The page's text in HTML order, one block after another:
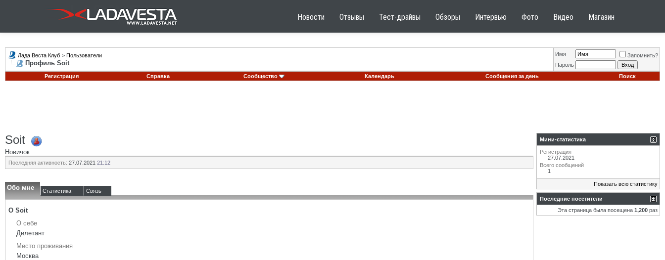
Новости Отзывы Тест-драйвы Обзоры Интервью Фото Видео Магазин
Лада Веста Клуб > Пользователи
Профиль Soit
Имя
Запомнить?
Пароль
Регистрация
Справка Сообщество Календарь Сообщения за день Поиск
Soit
Новичок
Последняя активность: 27.07.2021 21:12
Обо мне Статистика Связь
О Soit
О себе
Дилетант
Место проживания
Москва
Мини-статистика
Регистрация
27.07.2021
Всего сообщений
1
Показать всю статистику
Последние посетители
Эта страница была посещена 1,200 раз